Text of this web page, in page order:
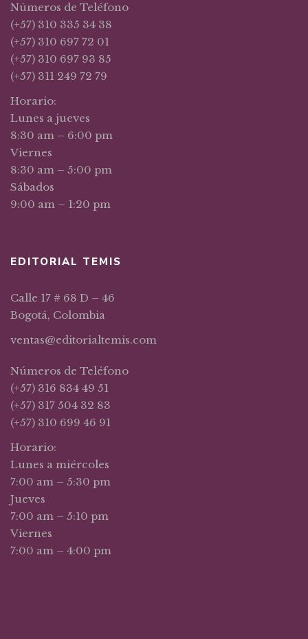
Números de Teléfono
(+57) 310 335 34 38
(+57) 310 697 72 01
(+57) 310 697 93 85
(+57) 311 249 72 79
Horario:
Lunes a jueves
8:30 am – 6:00 pm
Viernes
8:30 am – 5:00 pm
Sábados
9:00 am – 1:20 pm
EDITORIAL TEMIS
Calle 17 # 68 D – 46
Bogotá, Colombia
ventas@editorialtemis.com
Números de Teléfono
(+57) 316 834 49 51
(+57) 317 504 32 83
(+57) 310 699 46 91
Horario:
Lunes a miércoles
7:00 am – 5:30 pm
Jueves
7:00 am – 5:10 pm
Viernes
7:00 am – 4:00 pm